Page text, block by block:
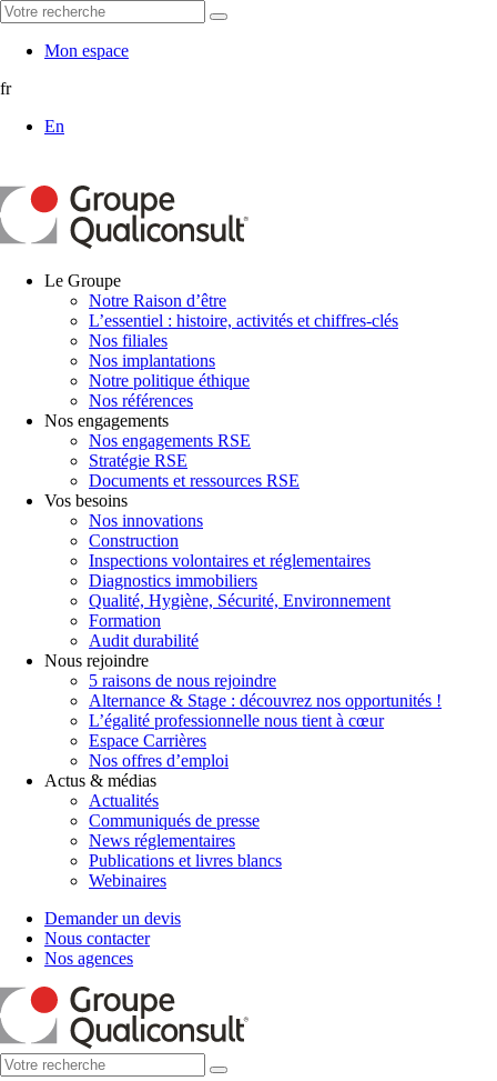
Mon espace
fr
En
Le Groupe
Notre Raison d’être
L’essentiel : histoire, activités et chiffres-clés
Nos filiales
Nos implantations
Notre politique éthique
Nos références
Nos engagements
Nos engagements RSE
Stratégie RSE
Documents et ressources RSE
Vos besoins
Nos innovations
Construction
Inspections volontaires et réglementaires
Diagnostics immobiliers
Qualité, Hygiène, Sécurité, Environnement
Formation
Audit durabilité
Nous rejoindre
5 raisons de nous rejoindre
Alternance & Stage : découvrez nos opportunités !
L’égalité professionnelle nous tient à cœur
Espace Carrières
Nos offres d’emploi
Actus & médias
Actualités
Communiqués de presse
News réglementaires
Publications et livres blancs
Webinaires
Demander un devis
Nous contacter
Nos agences